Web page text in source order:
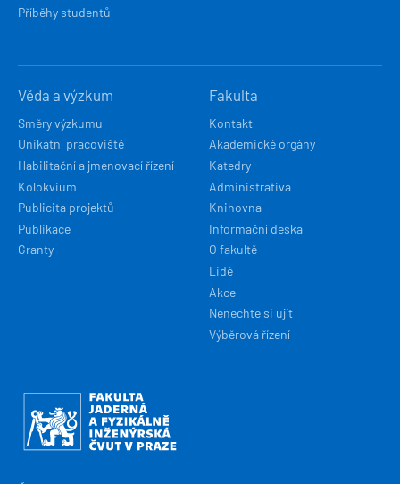
Příběhy studentů
Věda a výzkum
Směry výzkumu
Unikátní pracoviště
Habilitační a jmenovací řízení
Kolokvium
Publicita projektů
Publikace
Granty
Fakulta
Kontakt
Akademické orgány
Katedry
Administrativa
Knihovna
Informační deska
O fakultě
Lidé
Akce
Nenechte si ujít
Výběrová řízení
Obrázek